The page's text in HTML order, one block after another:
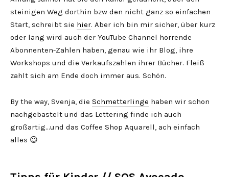
steinigen Weg dorthin bzw den nicht ganz so einfachen
Start, schreibt sie hier. Aber ich bin mir sicher, über kurz
oder lang wird auch der YouTube Channel horrende
Abonnenten-Zahlen haben, genau wie ihr Blog, ihre
Workshops und die Verkaufszahlen ihrer Bücher. Fleiß
zahlt sich am Ende doch immer aus. Schön.
By the way, Svenja, die Schmetterlinge haben wir schon
nachgebastelt und das Lettering finde ich auch
großartig…und das Coffee Shop Aquarell, ach einfach
alles 😉